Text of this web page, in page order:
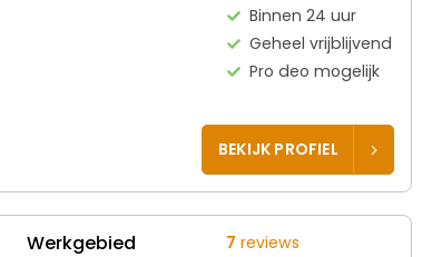
Binnen 24 uur
Geheel vrijblijvend
Pro deo mogelijk
BEKIJK PROFIEL
Werkgebied 7 reviews